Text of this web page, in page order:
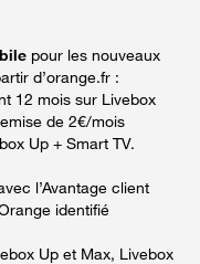
pour les nouveaux
d’orange.fr :
12 mois sur Livebox
de 2€/mois
Up + Smart TV.
l’Avantage client
identifié
Up et Max, Livebox